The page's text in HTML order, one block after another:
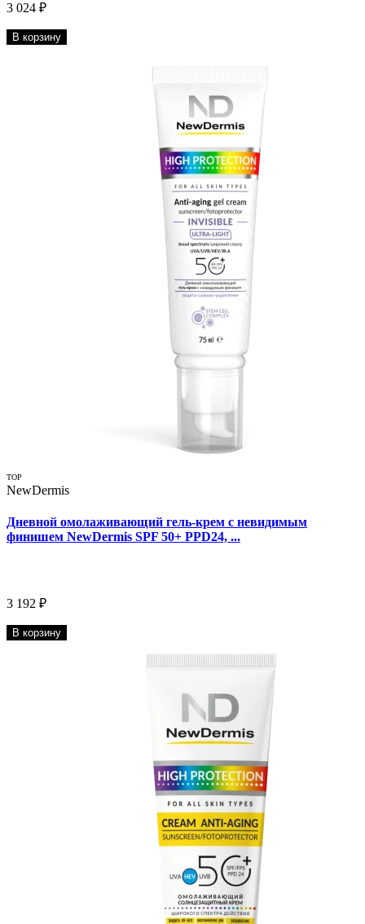
3 024 ₽
В корзину
TOP
NewDermis
Дневной омолаживающий гель-крем с невидимым
финишем NewDermis SPF 50+ PPD24, ...
3 192 ₽
В корзину